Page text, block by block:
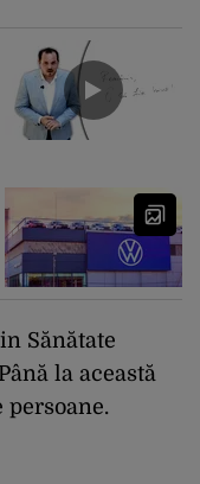
Sănătate
la această
persoane.